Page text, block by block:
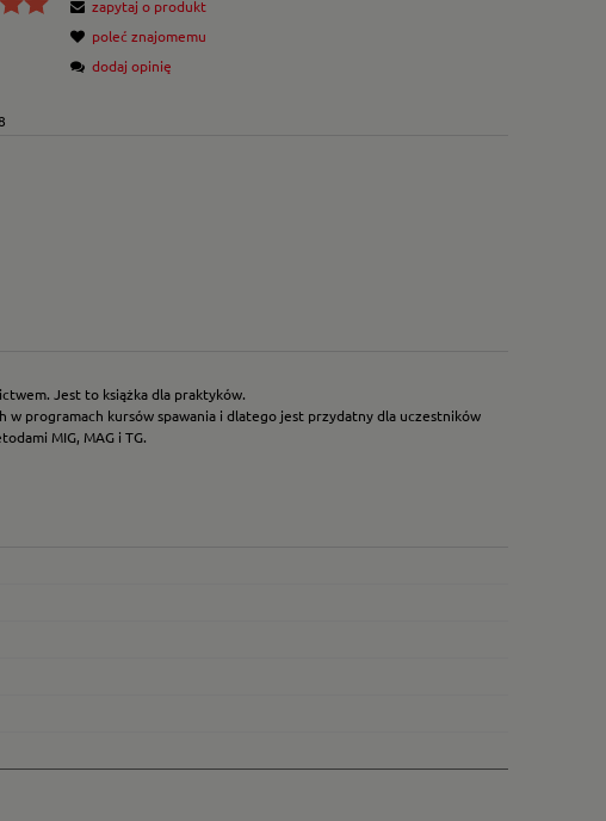
zapytaj o produkt
poleć znajomemu
dodaj opinię
Jest to książka dla praktyków.
programach kursów spawania i dlatego jest przydatny dla uczestników
MIG, MAG i TG.